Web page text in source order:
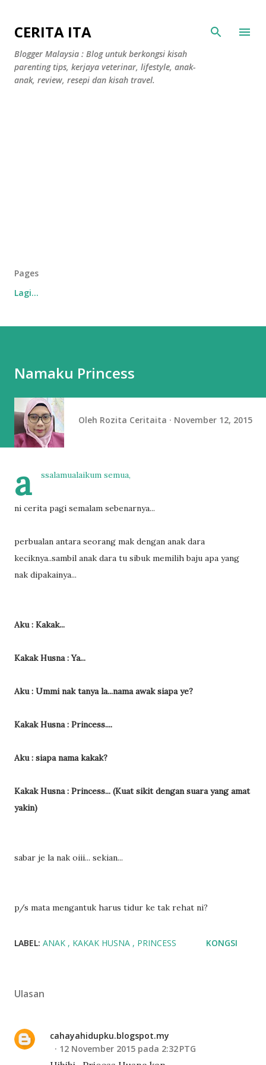
CERITA ITA
Blogger Malaysia : Blog untuk berkongsi kisah
parenting tips, kerjaya veterinar, lifestyle, anak-
anak, review, resepi dan kisah travel.
Pages
Lagi…
Namaku Princess
Oleh Rozita Ceritaita November 12, 2015
a ssalamualaikum semua,
ni cerita pagi semalam sebenarnya...
perbualan antara seorang mak dengan anak dara
keciknya..sambil anak dara tu sibuk memilih baju apa yang
nak dipakainya...
Aku : Kakak...
Kakak Husna : Ya...
Aku : Ummi nak tanya la...nama awak siapa ye?
Kakak Husna : Princess....
Aku : siapa nama kakak?
Kakak Husna : Princess... (Kuat sikit dengan suara yang amat
yakin)
sabar je la nak oiii... sekian...
p/s mata mengantuk harus tidur ke tak rehat ni?
LABEL: ANAK KAKAK HUSNA PRINCESS KONGSI
Ulasan
cahayahidupku.blogspot.my
12 November 2015 pada 2:32 PTG